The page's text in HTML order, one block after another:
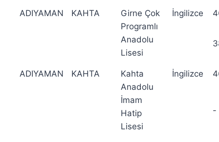
ADIYAMAN KAHTA
Girne Çok
Programlı
Anadolu
Lisesi
İngilizce
ADIYAMAN KAHTA
Kahta
Anadolu
İmam
Hatip
Lisesi
İngilizce
-